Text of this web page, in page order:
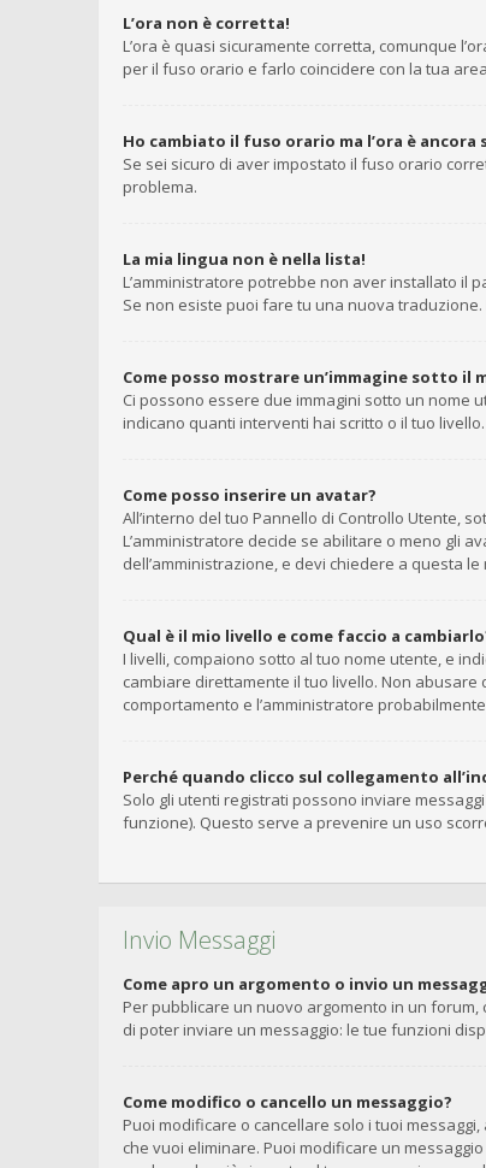
L’ora non è corretta!
L’ora è quasi sicuramente corretta, comunque
per il fuso orario e farlo coincidere con la tua
Ho cambiato il fuso orario ma l’ora è ancora
Se sei sicuro di aver impostato il fuso orario
problema.
La mia lingua non è nella lista!
L’amministratore potrebbe non aver installato il
Se non esiste puoi fare tu una nuova
Come posso mostrare un’immagine sotto il
Ci possono essere due immagini sotto un nome
indicano quanti interventi hai scritto o il tuo
Come posso inserire un avatar?
All’interno del tuo Pannello di Controllo Utente,
L’amministratore decide se abilitare o meno gli
dell’amministrazione, e devi chiedere a questa le
Qual è il mio livello e come faccio a
I livelli, compaiono sotto al tuo nome utente, e
cambiare direttamente il tuo livello. Non
comportamento e l’amministratore
Perché quando clicco sul collegamento
Solo gli utenti registrati possono inviare
funzione). Questo serve a prevenire un uso
Invio Messaggi
Come apro un argomento o invio un
Per pubblicare un nuovo argomento in un forum,
di poter inviare un messaggio: le tue funzioni
Come modifico o cancello un messaggio?
Puoi modificare o cancellare solo i tuoi
che vuoi eliminare. Puoi modificare un